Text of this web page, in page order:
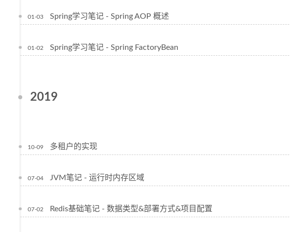
01-03 Spring学习笔记 - Spring AOP 概述
01-02 Spring学习笔记 - Spring FactoryBean
2019
10-09 多租户的实现
07-04 JVM笔记 - 运行时内存区域
07-02 Redis基础笔记 - 数据类型&部署方式&项目配置